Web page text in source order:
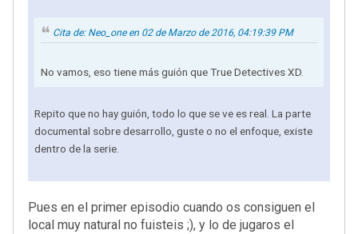
Cita de: Neo_one en 02 de Marzo de 2016, 04:19:39 PM
No vamos, eso tiene más guión que True Detectives XD.
Repito que no hay guión, todo lo que se ve es real. La parte
documental sobre desarrollo, guste o no el enfoque, existe
dentro de la serie.
Pues en el primer episodio cuando os consiguen el
local muy natural no fuisteis ;), y lo de jugaros el